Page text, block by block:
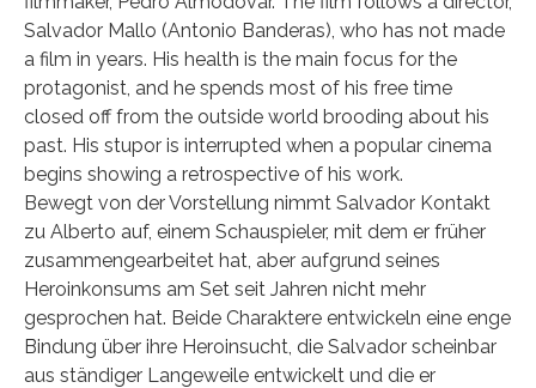
Salvador Mallo (Antonio Banderas), who has not made
a film in years. His health is the main focus for the
protagonist, and he spends most of his free time
closed off from the outside world brooding about his
past. His stupor is interrupted when a popular cinema
begins showing a retrospective of his work.
Bewegt von der Vorstellung nimmt Salvador Kontakt
zu Alberto auf, einem Schauspieler, mit dem er früher
zusammengearbeitet hat, aber aufgrund seines
Heroinkonsums am Set seit Jahren nicht mehr
gesprochen hat. Beide Charaktere entwickeln eine enge
Bindung über ihre Heroinsucht, die Salvador scheinbar
aus ständiger Langeweile entwickelt und die er